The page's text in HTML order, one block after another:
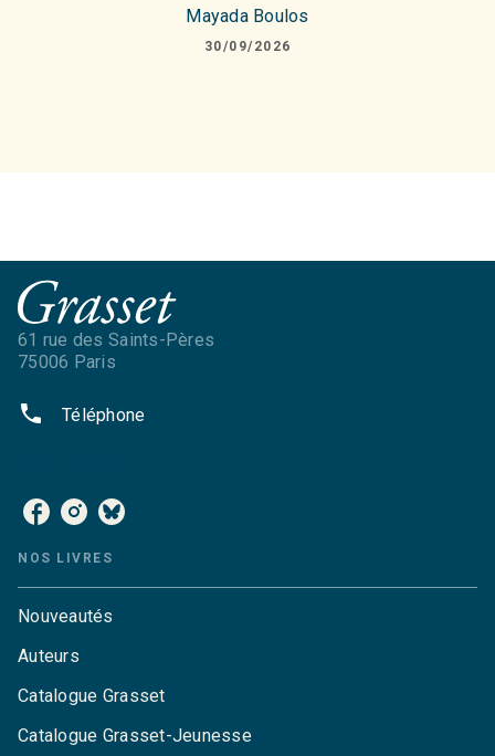
Mayada Boulos
30/09/2026
61 rue des Saints-Pères
75006 Paris
phone Téléphone
NOS LIVRES
Nouveautés
Auteurs
Catalogue Grasset
Catalogue Grasset-Jeunesse